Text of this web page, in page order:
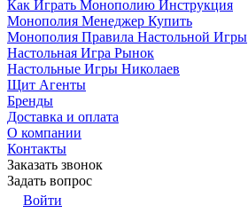
Как Играть Монополию Инструкция
Монополия Менеджер Купить
Монополия Правила Настольной Игры
Настольная Игра Рынок
Настольные Игры Николаев
Щит Агенты
Бренды
Доставка и оплата
О компании
Контакты
Заказать звонок
Задать вопрос
Войти